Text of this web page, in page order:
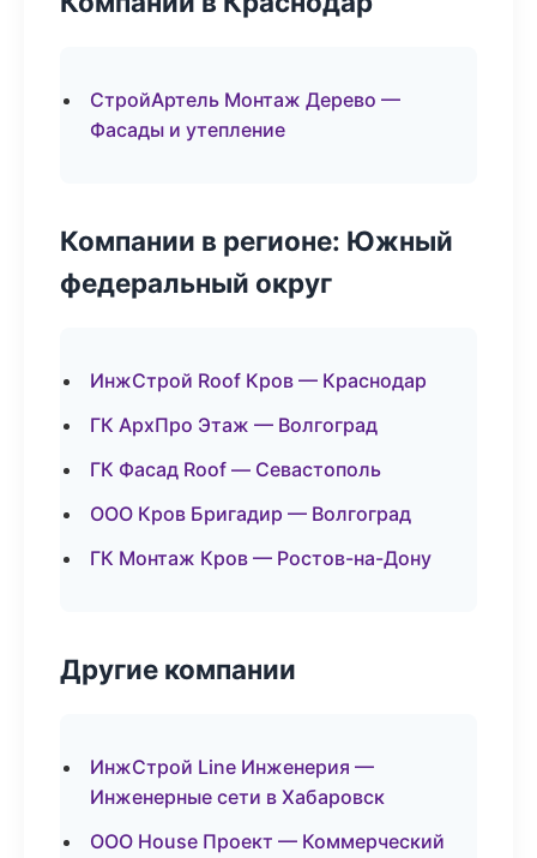
СтройАртель Монтаж Дерево —
Фасады и утепление
Компании в регионе: Южный
федеральный округ
ИнжСтрой Roof Кров — Краснодар
ГК АрхПро Этаж — Волгоград
ГК Фасад Roof — Севастополь
ООО Кров Бригадир — Волгоград
ГК Монтаж Кров — Ростов-на-Дону
Другие компании
ИнжСтрой Line Инженерия —
Инженерные сети в Хабаровск
ООО House Проект — Коммерческий